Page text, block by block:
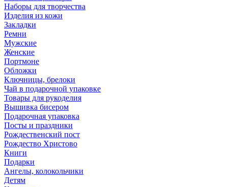
Наборы для творчества
Изделия из кожи
Закладки
Ремни
Мужские
Женские
Портмоне
Обложки
Ключницы, брелоки
Чай в подарочной упаковке
Товары для рукоделия
Вышивка бисером
Подарочная упаковка
Посты и праздники
Рождественский пост
Рождество Христово
Книги
Подарки
Ангелы, колокольчики
Детям